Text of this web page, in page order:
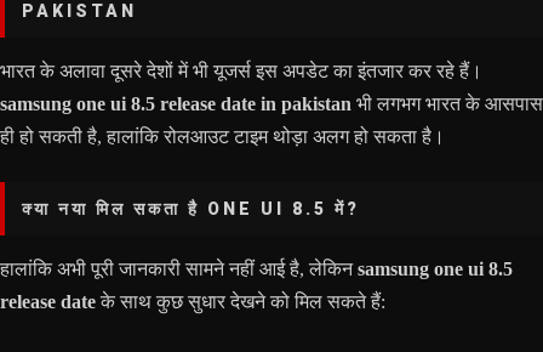
PAKISTAN
भारत के अलावा दूसरे देशों में भी यूजर्स इस अपडेट का इंतजार कर रहे हैं।
samsung one ui 8.5 release date in pakistan भी लगभग भारत के आसपास
ही हो सकती है, हालांकि रोलआउट टाइम थोड़ा अलग हो सकता है।
क्या नया मिल सकता है ONE UI 8.5 में?
हालांकि अभी पूरी जानकारी सामने नहीं आई है, लेकिनsamsung one ui 8.5
release dateके साथ कुछ सुधार देखने को मिल सकते हैं: